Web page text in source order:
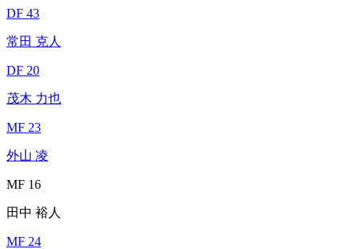
DF 43
常田 克人
DF 20
茂木 力也
MF 23
外山 凌
MF 16
田中 裕人
MF 24